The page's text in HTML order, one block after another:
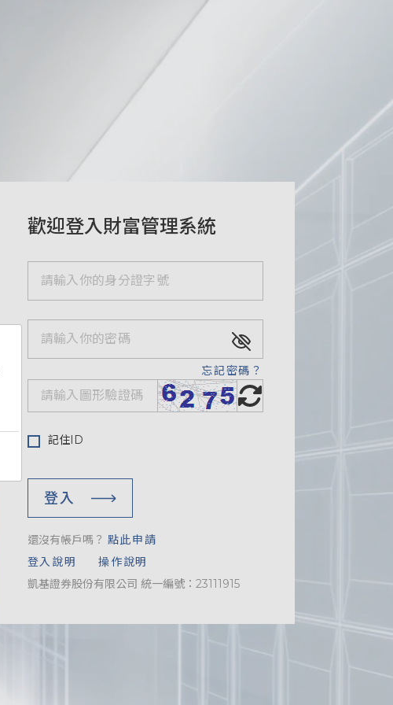
歡迎登入財富管理系統
忘記密碼？
記住ID
登入
還沒有帳戶嗎？ 點此申請
登入說明
操作說明
凱基證券股份有限公司 統一編號：23111915